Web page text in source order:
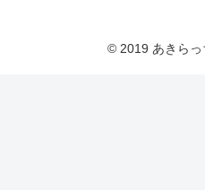
© 2019 あきらっ